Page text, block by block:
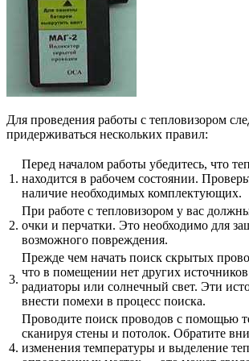
Для проведения работы с тепловизором
придерживаться нескольких правил:
1.
Перед началом работы убедитесь, что
находится в рабочем состоянии.
наличие необходимых комплектующих.
2.
При работе с тепловизором у вас
очки и перчатки. Это необходимо для
возможного повреждения.
3.
Прежде чем начать поиск скрытых
что в помещении нет других источников
радиаторы или солнечный свет. Эти
внести помехи в процесс поиска.
4.
Проводите поиск проводов с помощью
сканируя стены и потолок. Обратите
изменения температуры и выделение